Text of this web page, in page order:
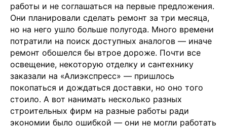
работы и не соглашаться на первые предложения.
Они планировали сделать ремонт за три месяца,
но на него ушло больше полугода. Много времени
потратили на поиск доступных аналогов — иначе
ремонт обошелся бы втрое дороже. Почти все
освещение, некоторую отделку и сантехнику
заказали на «Алиэкспресс» — пришлось
покопаться и дождаться доставки, но оно того
стоило. А вот нанимать несколько разных
строительных фирм на разные работы ради
экономии было ошибкой — они не могли работать